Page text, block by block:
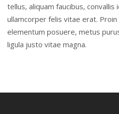
tellus, aliquam faucibus, convallis
ullamcorper felis vitae erat.
elementum posuere, metus
ligula justo vitae magna.